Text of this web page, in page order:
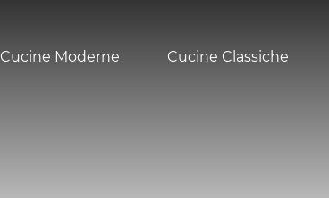
Cucine Moderne Cucine Classiche